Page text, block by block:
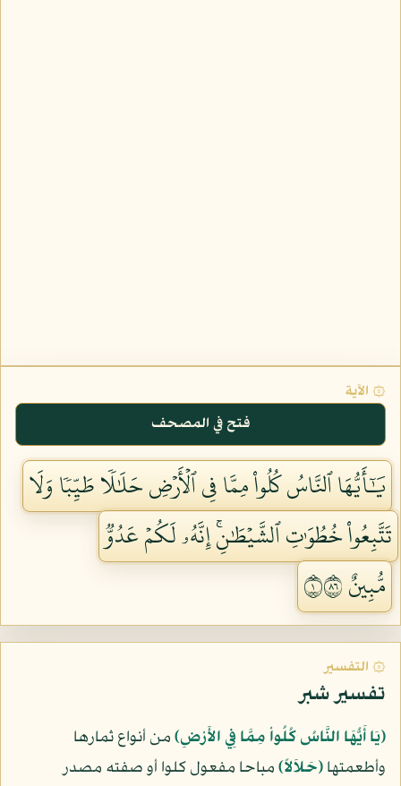
۞ الآية
فتح في المصحف
يَٰٓأَيُّهَا ٱلنَّاسُ كُلُواْ مِمَّا فِي ٱلۡأَرۡضِ حَلَٰلٗا طَيِّبٗا وَلَا
تَتَّبِعُواْ خُطُوَٰتِ ٱلشَّيۡطَٰنِۚ إِنَّهُۥ لَكُمۡ عَدُوّٞ
مُّبِينٌ ١٦٨
۞ التفسير
تفسير شبر
﴿يَا أَيُّهَا النَّاسُ كُلُواْ مِمَّا فِي الأَرْضِ﴾من أنواع ثمارها
وأطعمتها﴿حَلاَلاً﴾مباحا مفعول كلوا أو صفته مصدر